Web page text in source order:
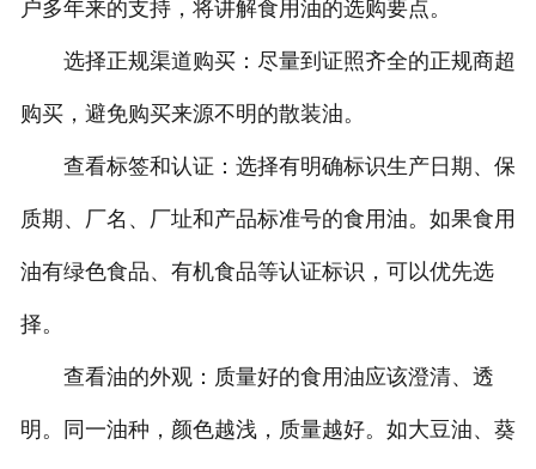
淘宝店铺
户多年来的支持，将讲解食用油的选购要点。
选择正规渠道购买：尽量到证照齐全的正规商超
购买，避免购买来源不明的散装油。
查看标签和认证：选择有明确标识生产日期、保
质期、厂名、厂址和产品标准号的食用油。如果食用
油有绿色食品、有机食品等认证标识，可以优先选
择。
查看油的外观：质量好的食用油应该澄清、透
明。同一油种，颜色越浅，质量越好。如大豆油、葵